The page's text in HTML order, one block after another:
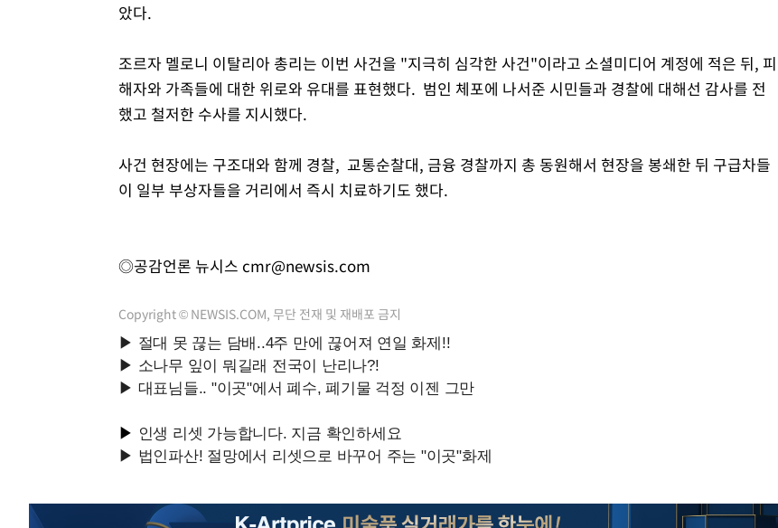
았다.
조르자 멜로니 이탈리아 총리는 이번 사건을 "지극히 심각한 사건"이라고 소셜미디어 계정에 적은 뒤, 피
해자와 가족들에 대한 위로와 유대를 표현했다. 범인 체포에 나서준 시민들과 경찰에 대해선 감사를 전
했고 철저한 수사를 지시했다.
사건 현장에는 구조대와 함께 경찰, 교통순찰대, 금융 경찰까지 총 동원해서 현장을 봉쇄한 뒤 구급차들
이 일부 부상자들을 거리에서 즉시 치료하기도 했다.
◎공감언론 뉴시스 cmr@newsis.com
Copyright © NEWSIS.COM, 무단 전재 및 재배포 금지